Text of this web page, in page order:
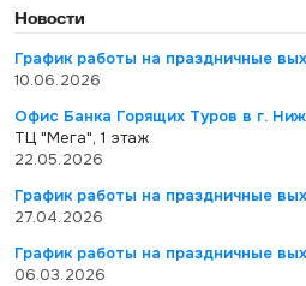
Новости
График работы на праздничные
10.06.2026
Офис Банка Горящих Туров в г.
ТЦ "Мега", 1 этаж
22.05.2026
График работы на праздничные
27.04.2026
График работы на праздничные
06.03.2026